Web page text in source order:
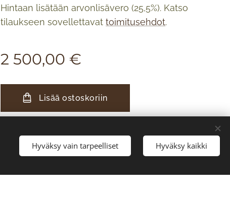
Hintaan lisätään arvonlisävero (25,5%). Katso
tilaukseen sovellettavattoimitusehdot.
2 500,00 €
Lisää ostoskoriin
Hyväksy vain tarpeelliset Hyväksy kaikki